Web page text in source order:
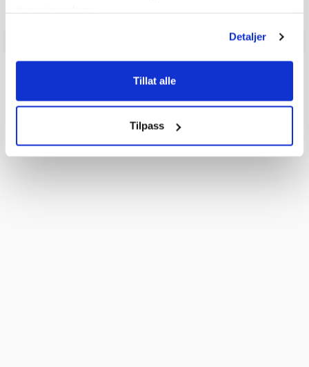
Detaljer
Tillat alle
Tilpass
Q & A